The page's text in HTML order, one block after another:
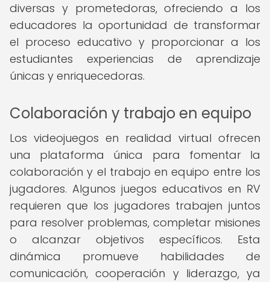
diversas y prometedoras, ofreciendo a los
educadores la oportunidad de transformar
el proceso educativo y proporcionar a los
estudiantes experiencias de aprendizaje
únicas y enriquecedoras.
Colaboración y trabajo en equipo
Los videojuegos en realidad virtual ofrecen
una plataforma única para fomentar la
colaboración y el trabajo en equipo entre los
jugadores. Algunos juegos educativos en RV
requieren que los jugadores trabajen juntos
para resolver problemas, completar misiones
o alcanzar objetivos específicos. Esta
dinámica promueve habilidades de
comunicación, cooperación y liderazgo, ya